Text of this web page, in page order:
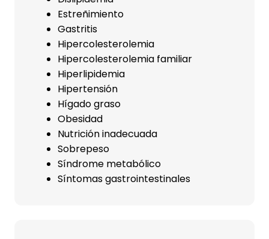
Estreñimiento
Gastritis
Hipercolesterolemia
Hipercolesterolemia familiar
Hiperlipidemia
Hipertensión
Hígado graso
Obesidad
Nutrición inadecuada
Sobrepeso
Síndrome metabólico
Síntomas gastrointestinales